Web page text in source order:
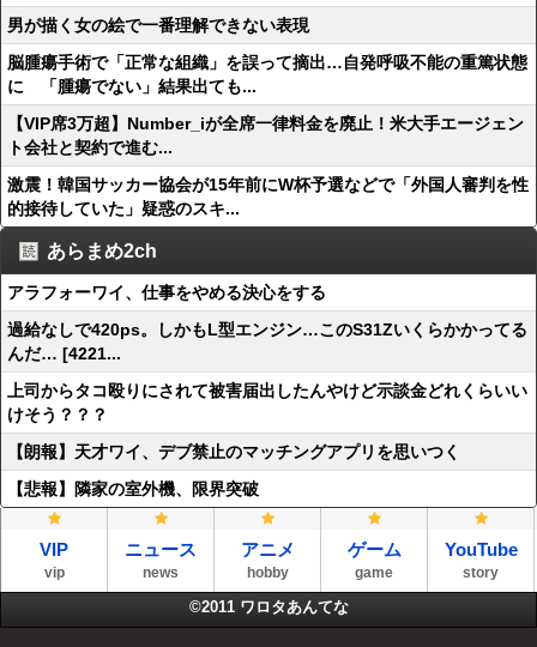
男が描く女の絵で一番理解できない表現
脳腫瘍手術で「正常な組織」を誤って摘出…自発呼吸不能の重篤状態
に 「腫瘍でない」結果出ても...
【VIP席3万超】Number_iが全席一律料金を廃止！米大手エージェン
ト会社と契約で進む...
激震！韓国サッカー協会が15年前にW杯予選などで「外国人審判を性
的接待していた」疑惑のスキ...
あらまめ2ch
アラフォーワイ、仕事をやめる決心をする
過給なしで420ps。しかもL型エンジン…このS31Zいくらかかってる
んだ… [4221...
上司からタコ殴りにされて被害届出したんやけど示談金どれくらいい
けそう？？？
【朗報】天才ワイ、デブ禁止のマッチングアプリを思いつく
【悲報】隣家の室外機、限界突破
VIP
vip
ニュース
news
アニメ
hobby
ゲーム
game
YouTube
story
©2011 ワロタあんてな